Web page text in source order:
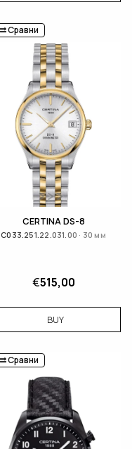
Сравни
CERTINA DS-8
C033.251.22.031.00 · 30 мм
€515,00
BUY
Сравни